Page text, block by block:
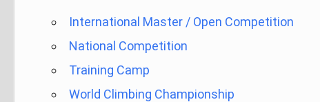
International Master / Open Competition
National Competition
Training Camp
World Climbing Championship